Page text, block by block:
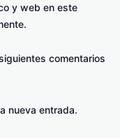
y web en este
comentarios
nueva entrada.